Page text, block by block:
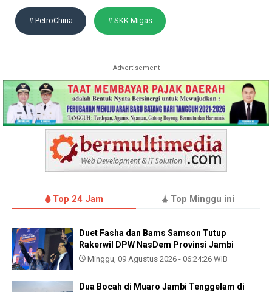
# PetroChina # SKK Migas
Advertisement
Top 24 Jam Top Minggu ini
Duet Fasha dan Bams Samson Tutup
Rakerwil DPW NasDem Provinsi Jambi
Minggu, 09 Agustus 2026 - 06:24:26 WIB
Dua Bocah di Muaro Jambi Tenggelam di